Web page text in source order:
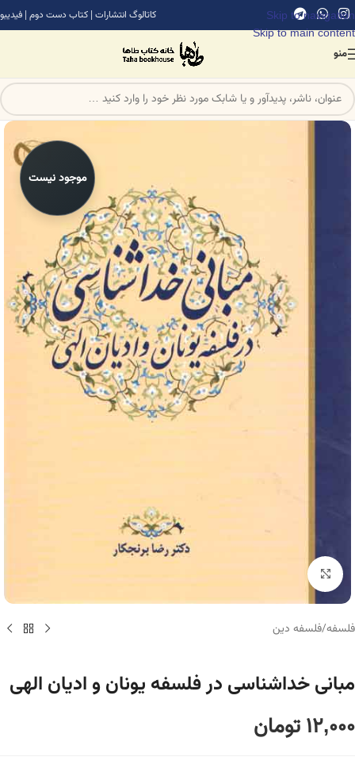
Skip to navigation
Skip to main content
کاتالوگ انتشارات | کتاب دست دوم | فیدیبو
منو
موجود نیست
برای بزرگنمایی کلیک کنید
فلسفه/فلسفه دین
مبانی خداشناسی در فلسفه یونان و ادیان الهی
12,000تومان